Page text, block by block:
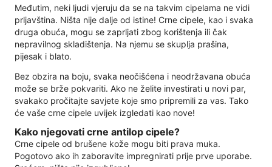
Međutim, neki ljudi vjeruju da se na takvim cipelama ne vidi
prljavština. Ništa nije dalje od istine! Crne cipele, kao i svaka
druga obuća, mogu se zaprljati zbog korištenja ili čak
nepravilnog skladištenja. Na njemu se skuplja prašina,
pijesak i blato.
Bez obzira na boju, svaka neočišćena i neodržavana obuća
može se brže pokvariti. Ako ne želite investirati u novi par,
svakako pročitajte savjete koje smo pripremili za vas. Tako
će vaše crne cipele uvijek izgledati kao nove!
Kako njegovati crne antilop cipele?
Crne cipele od brušene kože mogu biti prava muka.
Pogotovo ako ih zaboravite impregnirati prije prve uporabe.